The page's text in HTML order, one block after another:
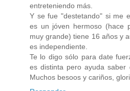
entreteniendo más.
Y se fue "destetando" si me
es un jóven hermoso (hace
muy grande) tiene 16 años y
es independiente.
Te lo digo sólo para date
es distinta pero ayuda saber
Muchos besoos y cariños,